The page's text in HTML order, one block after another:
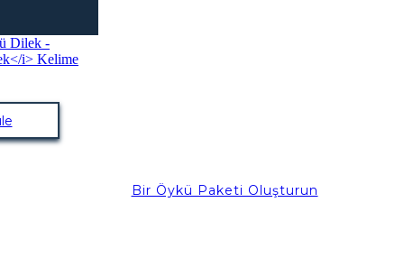
Bir Öykü Paketi Oluşturun